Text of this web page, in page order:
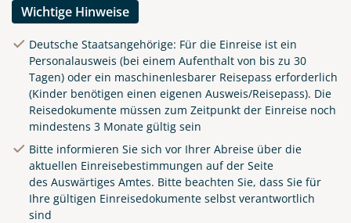
Wichtige Hinweise
Deutsche Staatsangehörige: Für die Einreise ist ein
Personalausweis (bei einem Aufenthalt von bis zu 30
Tagen) oder ein maschinenlesbarer Reisepass erforderlich
(Kinder benötigen einen eigenen Ausweis/Reisepass). Die
Reisedokumente müssen zum Zeitpunkt der Einreise noch
mindestens 3 Monate gültig sein
Bitte informieren Sie sich vor Ihrer Abreise über die
aktuellen Einreisebestimmungen auf der Seite
des Auswärtiges Amtes. Bitte beachten Sie, dass Sie für
Ihre gültigen Einreisedokumente selbst verantwortlich
sind